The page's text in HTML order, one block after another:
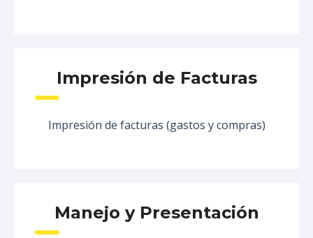
Impresión de Facturas
Impresión de facturas (gastos y compras)
Manejo y Presentación